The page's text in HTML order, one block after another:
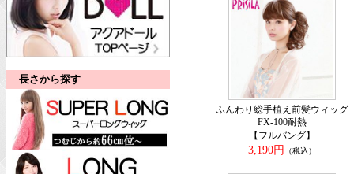
長さから探す
ふんわり総手植え前髪ウィッグ
FX-100耐熱
【フルバング】
3,190円
（税込）